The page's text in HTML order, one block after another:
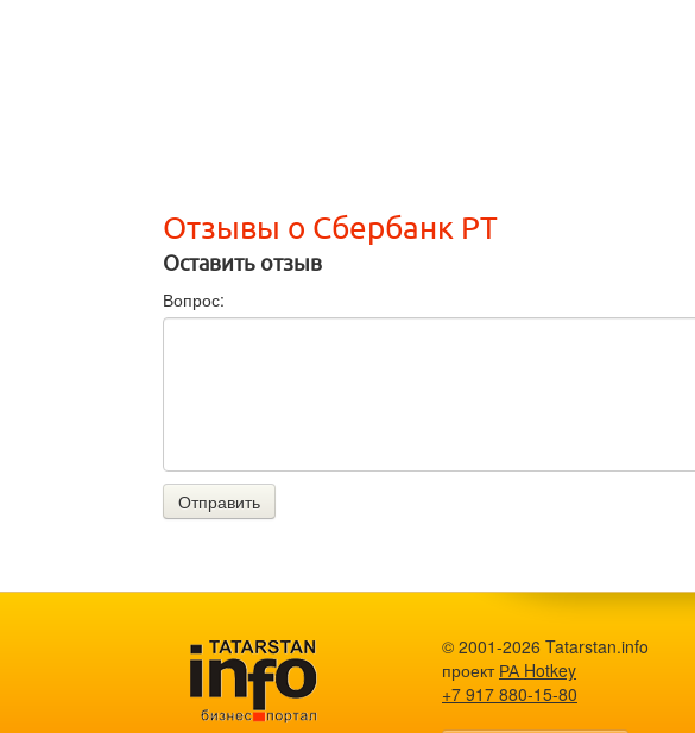
Отзывы о Сбербанк РТ
Оставить отзыв
Вопрос:
Отправить
© 2001-2026 Tatarstan.info
проект РА Hotkey
+7 917 880-15-80